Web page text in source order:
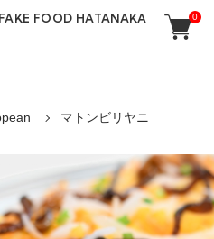
FOOD HATANAKA 0
マトンビリヤニ